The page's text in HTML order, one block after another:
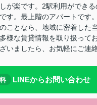
が楽です。2駅利用ができ
す。最上階のアパートです
ことなら、地域に密着した
様な賃貸情報を取り扱って
いましたら、お気軽にご連絡
LINEからお問い合わせ